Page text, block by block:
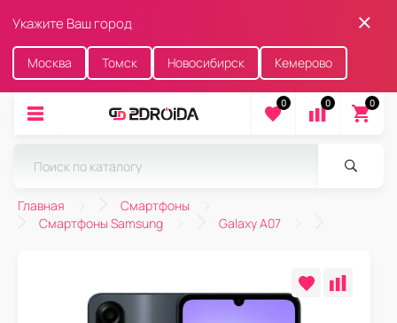
Укажите Ваш город
Москва Томск Новосибирск Кемерово
0 0 0
Главная
Смартфоны
Смартфоны Samsung
Galaxy A07